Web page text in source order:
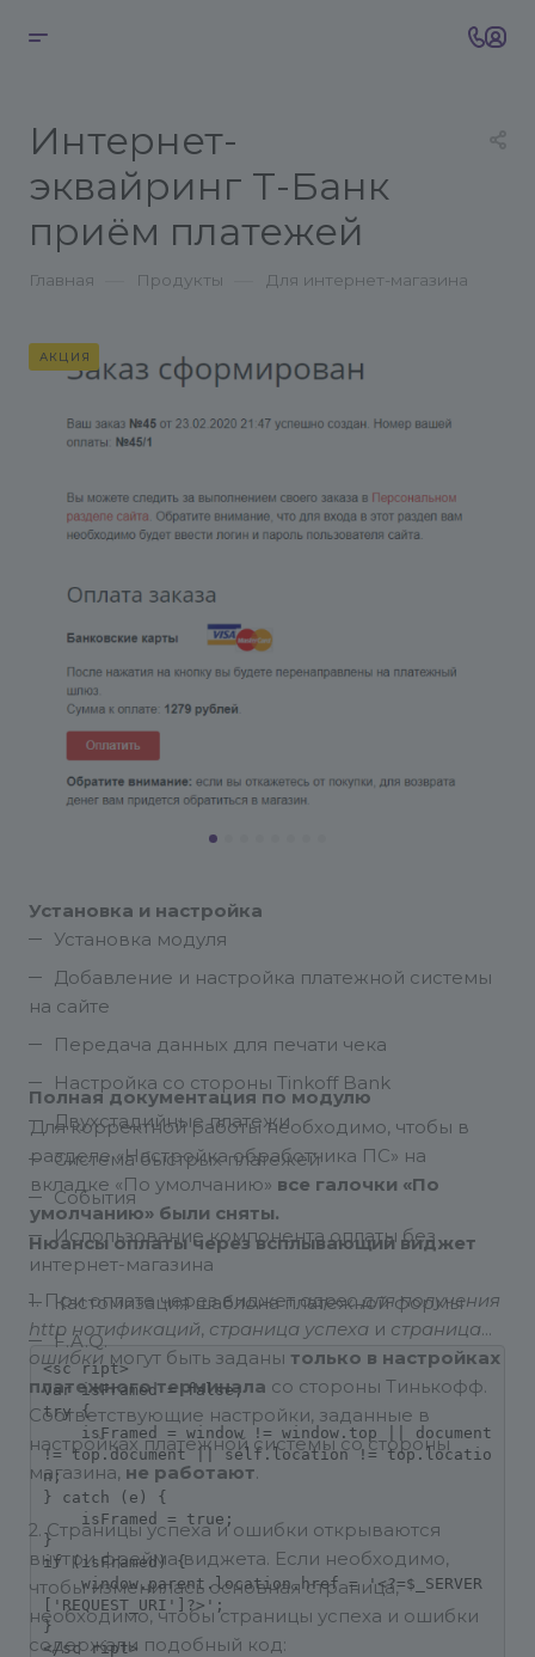
Интернет-
эквайринг Т-Банк
приём платежей
Главная Продукты Для интернет-магазина
АКЦИЯ
Установка и настройка
Установка модуля
Добавление и настройка платежной системы
на сайте
Передача данных для печати чека
Настройка со стороны Tinkoff Bank
Двухстадийные платежи
Система быстрых платежей
События
Использование компонента оплаты без
интернет-магазина
Кастомизация шаблона платежной формы
F.A.Q.
Полная документация по модулю
Для корректной работы необходимо, чтобы в
разделе «Настройка обработчика ПС» на
вкладке «По умолчанию» все галочки «По
умолчанию» были сняты.
Нюансы оплаты через всплывающий виджет
1. При оплате через виджетадрес для получения
http нотификаций, страница успеха и страница
ошибки могут быть заданы только в настройках
платежного терминала со стороны Тинькофф.
Соответствующие настройки, заданные в
настройках платежной системы со стороны
магазина, не работают.
2. Страницы успеха и ошибки открываются
внутри фрейма виджета. Если необходимо,
чтобы изменилась основная страница,
необходимо, чтобы страницы успеха и ошибки
содержали подобный код:
<sc ript>
var isFramed = false;
try {
isFramed = window != window.top || document
!= top.document || self.location != top.locatio
n;
} catch (e) {
isFramed = true;
}
if (isFramed) {
window.parent.location.href = '<?=$_SERVER
['REQUEST_URI']?>';
}